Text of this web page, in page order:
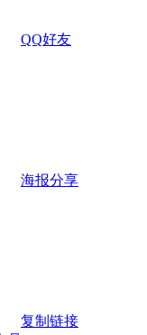
QQ好友
海报分享
复制链接